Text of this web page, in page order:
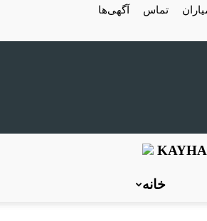
تماس آگهی‌ها
خانه